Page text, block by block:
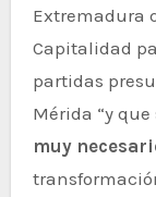
Extremadura
Capitalidad
partidas
Mérida “y
muy